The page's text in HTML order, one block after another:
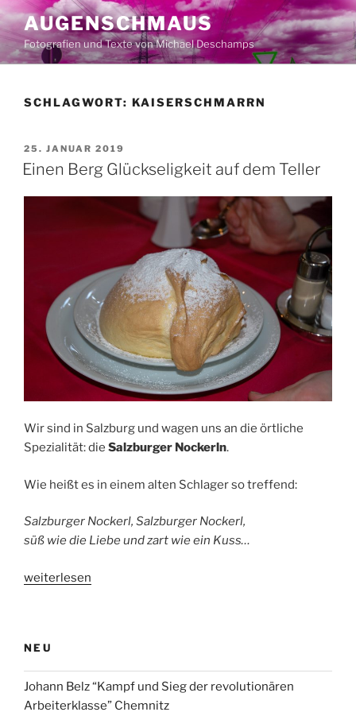
Zum
Inhalt
springen
AUGENSCHMAUS
Fotografien und Texte von Michael Deschamps
SCHLAGWORT: KAISERSCHMARRN
VERÖFFENTLICHT
AM
25. JANUAR 2019
Einen Berg Glückseligkeit auf dem Teller
Wir sind in Salzburg und wagen uns an die örtliche
Spezialität: die Salzburger Nockerln.
Wie heißt es in einem alten Schlager so treffend:
Salzburger Nockerl, Salzburger Nockerl,
süß wie die Liebe und zart wie ein Kuss…
„Einen
dem
Teller“
weiterlesen
NEU
Johann Belz “Kampf und Sieg der revolutionären
Arbeiterklasse” Chemnitz